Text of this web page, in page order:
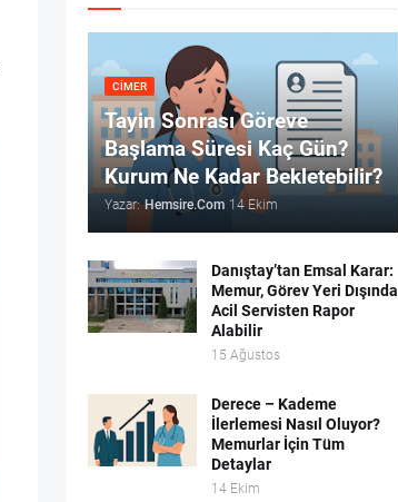
CİMER
Tayin Sonrası Göreve
Başlama Süresi Kaç Gün?
Kurum Ne Kadar Bekletebilir?
Yazar: Hemsire.Com 14 Ekim
Danıştay’tan Emsal Karar:
Memur, Görev Yeri Dışında
Acil Servisten Rapor
Alabilir
15 Ağustos
Derece – Kademe
İlerlemesi Nasıl Oluyor?
Memurlar İçin Tüm
Detaylar
14 Ekim